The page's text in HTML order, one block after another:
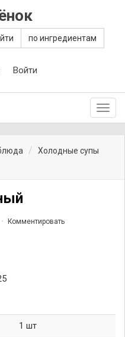
по ингредиентам
Войти
Холодные супы
Комментировать
1 шт